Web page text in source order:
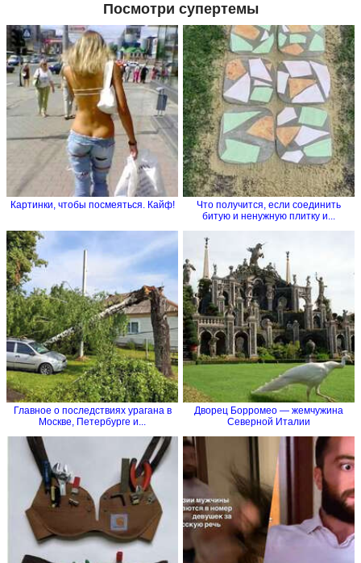
Посмотри супертемы
Картинки, чтобы посмеяться. Кайф!
Что получится, если соединить
битую и ненужную плитку и...
Главное о последствиях урагана в
Москве, Петербурге и...
Дворец Борромео — жемчужина
Северной Италии